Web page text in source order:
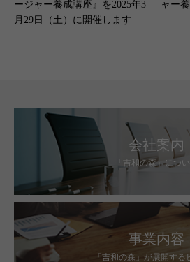
ージャー養成講座』を2025年3
月29日（土）に開催します
ャー
会社案内
「吉和の森」につ
事業内容
「吉和の森」が展開する